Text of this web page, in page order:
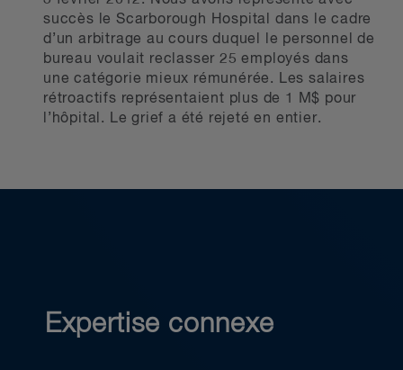
succès le Scarborough Hospital dans le cadre
d’un arbitrage au cours duquel le personnel de
bureau voulait reclasser 25 employés dans
une catégorie mieux rémunérée. Les salaires
rétroactifs représentaient plus de 1 M$ pour
l’hôpital. Le grief a été rejeté en entier.
Expertise connexe